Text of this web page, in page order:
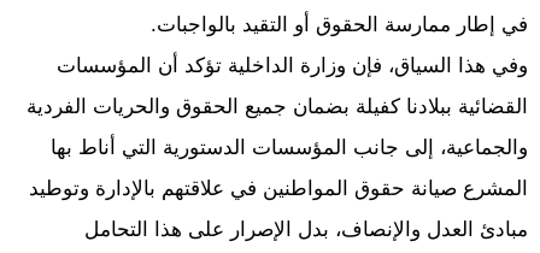
في إطار ممارسة الحقوق أو التقيد بالواجبات.
وفي هذا السياق، فإن وزارة الداخلية تؤكد أن المؤسسات
القضائية ببلادنا كفيلة بضمان جميع الحقوق والحريات الفردية
والجماعية، إلى جانب المؤسسات الدستورية التي أناط بها
المشرع صيانة حقوق المواطنين في علاقتهم بالإدارة وتوطيد
مبادئ العدل والإنصاف، بدل الإصرار على هذا التحامل